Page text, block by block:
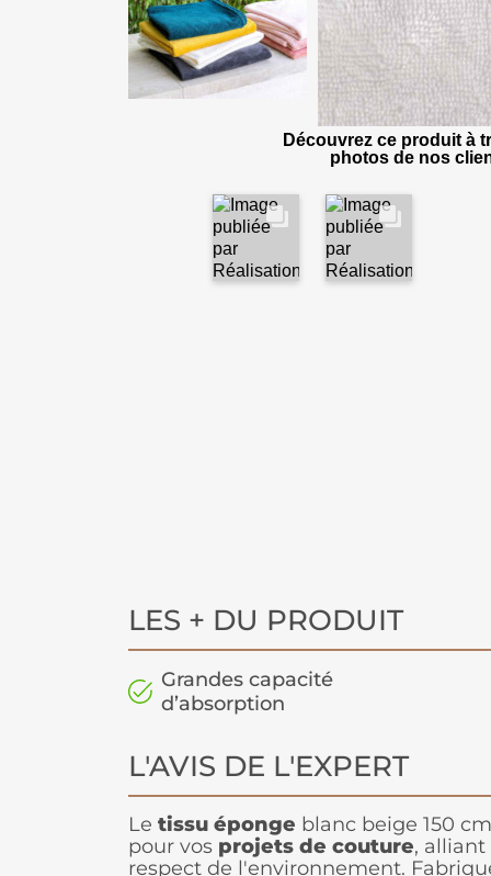
Découvrez ce produit à
photos de nos
LES + DU PRODUIT
Grandes capacité
d’absorption
L'AVIS DE L'EXPERT
Le tissu éponge blanc beige 150
pour vos projets de couture,
respect de l'environnement.